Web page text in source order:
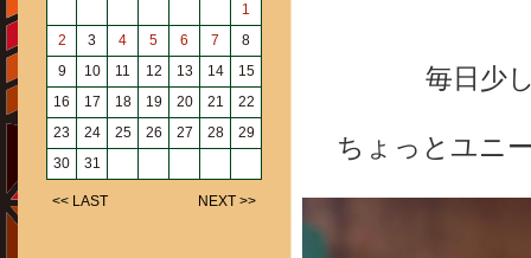
毎日少
ちょっとユニ
1
2
3 4 5 6 7
8
9
10 11 12 13 14
15
16
17 18 19 20 21
22
23
24 25 26 27 28
29
30
31
<< LAST NEXT >>